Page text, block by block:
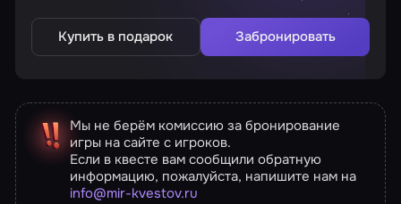
Купить в подарок Забронировать
Мы не берём комиссию за бронирование
игры на сайте с игроков.
Если в квесте вам сообщили обратную
информацию, пожалуйста, напишите нам на
info@mir-kvestov.ru